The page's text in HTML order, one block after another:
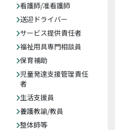
看護師/准看護師
送迎ドライバー
サービス提供責任者
福祉用具専門相談員
保育補助
児童発達支援管理責任
者
生活支援員
養護教諭/教員
整体師等